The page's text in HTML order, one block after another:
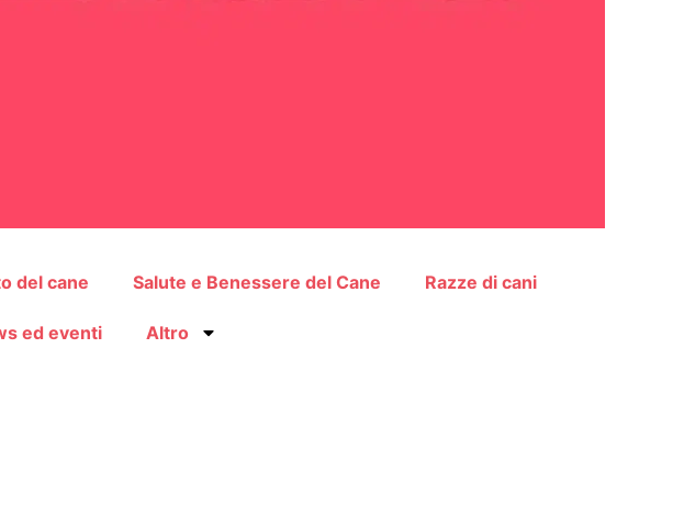
del cane Salute e Benessere del Cane Razze di cani
ed eventi Altro